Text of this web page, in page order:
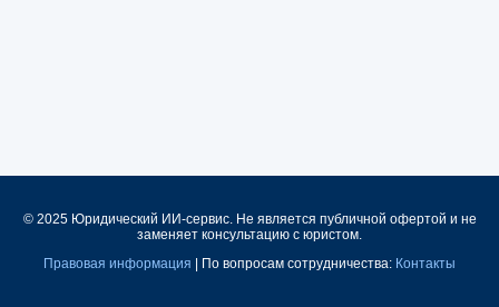
© 2025 Юридический ИИ-сервис. Не является публичной офертой и не
заменяет консультацию с юристом.
Правовая информация | По вопросам сотрудничества: Контакты